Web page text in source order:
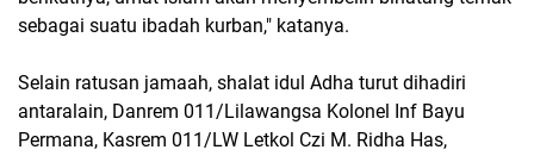
sebagai suatu ibadah kurban," katanya.
Selain ratusan jamaah, shalat idul Adha turut dihadiri
antaralain, Danrem 011/Lilawangsa Kolonel Inf Bayu
Permana, Kasrem 011/LW Letkol Czi M. Ridha Has,